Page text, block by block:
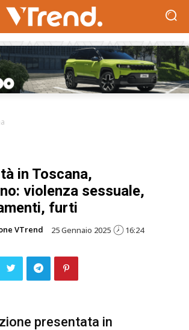
in Toscana,
violenza sessuale,
furti
VTrend 25 Gennaio 2025 16:24
presentata in